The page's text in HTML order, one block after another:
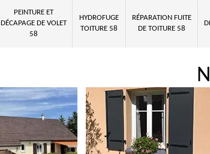
PEINTURE ET
DÉCAPAGE DE VOLET
58
HYDROFUGE
TOITURE 58
RÉPARATION FUITE
DE TOITURE 58